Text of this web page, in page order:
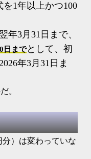
1年以上かつ100
年3月31日まで、
日までとして、初
年3月31日ま
。
分）は変わっていな